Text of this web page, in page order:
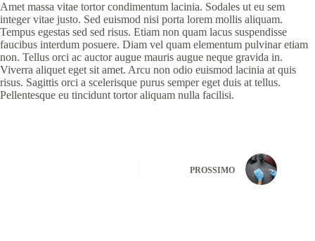
Amet massa vitae tortor condimentum lacinia. Sodales ut eu sem
integer vitae justo. Sed euismod nisi porta lorem mollis aliquam.
Tempus egestas sed sed risus. Etiam non quam lacus suspendisse
faucibus interdum posuere. Diam vel quam elementum pulvinar etiam
non. Tellus orci ac auctor augue mauris augue neque gravida in.
Viverra aliquet eget sit amet. Arcu non odio euismod lacinia at quis
risus. Sagittis orci a scelerisque purus semper eget duis at tellus.
Pellentesque eu tincidunt tortor aliquam nulla facilisi.
PROSSIMO